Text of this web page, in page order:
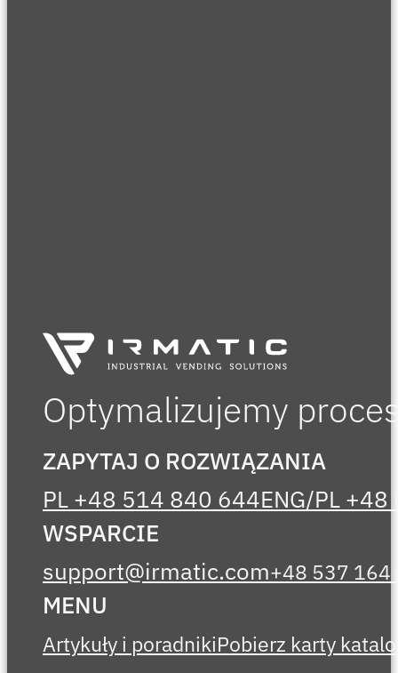
Optymalizujemy
ZAPYTAJ O ROZWIĄZANIA
PL +48 514 840 644ENG/PL
WSPARCIE
support@irmatic.com+48 537 164
MENU
Artykuły i poradnikiPobierz karty